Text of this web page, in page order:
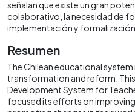
señalan que existe un gran
colaborativo, la necesidad de
implementación y formalización.
Resumen
The Chilean educational
transformation and reform.
Development System for
focused its efforts on